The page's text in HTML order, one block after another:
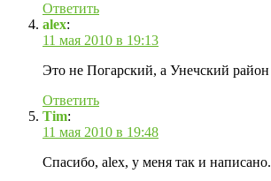
Ответить
alex:
11 мая 2010 в 19:13
Это не Погарский, а Унечский район
Ответить
Tim:
11 мая 2010 в 19:48
Спасибо, alex, у меня так и написано.